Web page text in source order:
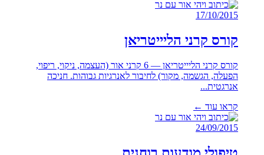
17/10/2015
קורס קרני הליייטריאן
קורס קרני הליייטריאן — 6 קרני אור (העצמה, ניקוי, ריפוי,
הפעלה, הגשמה, מקור) לחיבור לאנרגיות גבוהות. חניכה
אנרגטית...
קראו עוד ←
24/09/2015